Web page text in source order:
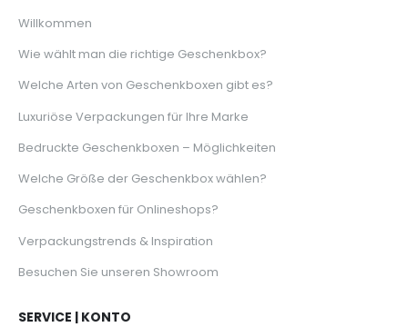
Willkommen
Wie wählt man die richtige Geschenkbox?
Welche Arten von Geschenkboxen gibt es?
Luxuriöse Verpackungen für Ihre Marke
Bedruckte Geschenkboxen – Möglichkeiten
Welche Größe der Geschenkbox wählen?
Geschenkboxen für Onlineshops?
Verpackungstrends & Inspiration
Besuchen Sie unseren Showroom
SERVICE | KONTO